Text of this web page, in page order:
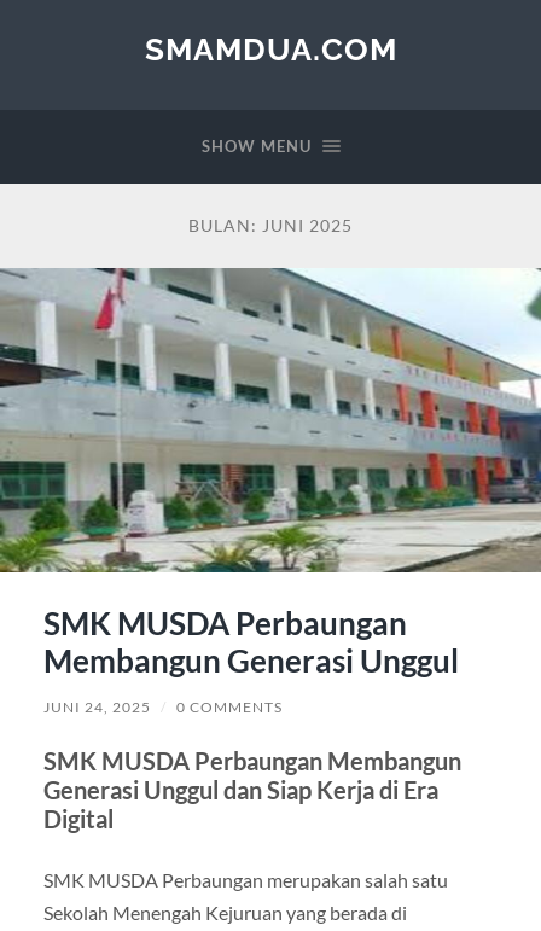
SMAMDUA.COM
SHOW MENU
BULAN: JUNI 2025
SMK MUSDA Perbaungan
Membangun Generasi Unggul
JUNI 24, 2025 / 0 COMMENTS
SMK MUSDA Perbaungan Membangun
Generasi Unggul dan Siap Kerja di Era
Digital
SMK MUSDA Perbaungan merupakan salah satu
Sekolah Menengah Kejuruan yang berada di